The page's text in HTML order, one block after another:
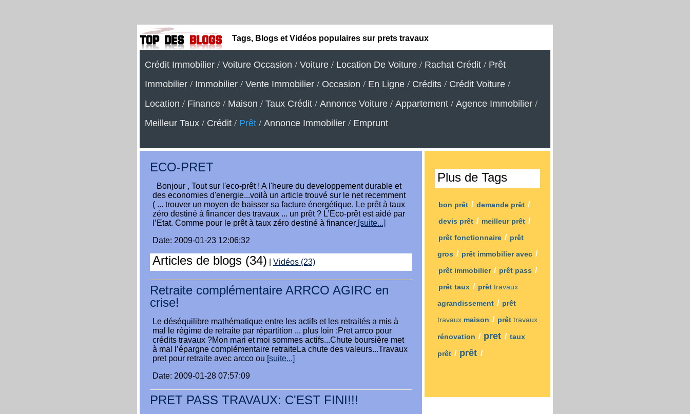
Tags, Blogs et Vidéos populaires sur prets travaux
Crédit Immobilier / Voiture Occasion / Voiture / Location De Voiture / Rachat Crédit / Prêt
Immobilier / Immobilier / Vente Immobilier / Occasion / En Ligne / Crédits / Crédit Voiture /
Location / Finance / Maison / Taux Crédit / Annonce Voiture / Appartement / Agence Immobilier /
Meilleur Taux / Crédit / Prêt / Annonce Immobilier / Emprunt
ECO-PRET
Bonjour , Tout sur l'eco-prêt ! A l'heure du developpement durable et
des economies d'energie...voilà un article trouvé sur le net recemment
( ... trouver un moyen de baisser sa facture énergétique. Le prêt à taux
zéro destiné à financer des travaux ... un prêt ? L’Eco-prêt est aidé par
l’Etat. Comme pour le prêt à taux zéro destiné à financer [suite...]
Date: 2009-01-23 12:06:32
Articles de blogs (34) Vidéos (23)
Retraite complémentaire ARRCO AGIRC en
crise!
Le déséquilibre mathématique entre les actifs et les retraités a mis à
mal le régime de retraite par répartition ... plus loin :Pret arrco pour
crédits travaux ?Mon mari et moi sommes actifs...Chute boursière met
à mal l’épargne complémentaire retraiteLa chute des valeurs...Travaux
pret pour retraite avec arcco ou [suite...]
Date: 2009-01-28 07:57:09
PRET PASS TRAVAUX: C'EST FINI!!!
Plus de Tags
bon prêt / demande prêt /
devis prêt / meilleur prêt /
prêt fonctionnaire / prêt
gros / prêt immobilier avec /
prêt immobilier / prêt pass /
prêt taux / prêt travaux
agrandissement / prêt
travaux maison / prêt travaux
rénovation / pret / taux
prêt / prêt /